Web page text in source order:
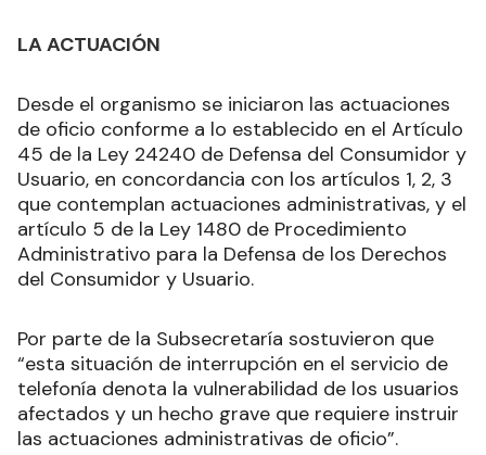
LA ACTUACIÓN
Desde el organismo se iniciaron las actuaciones
de oficio conforme a lo establecido en el Artículo
45 de la Ley 24240 de Defensa del Consumidor y
Usuario, en concordancia con los artículos 1, 2, 3
que contemplan actuaciones administrativas, y el
artículo 5 de la Ley 1480 de Procedimiento
Administrativo para la Defensa de los Derechos
del Consumidor y Usuario.
Por parte de la Subsecretaría sostuvieron que
“esta situación de interrupción en el servicio de
telefonía denota la vulnerabilidad de los usuarios
afectados y un hecho grave que requiere instruir
las actuaciones administrativas de oficio”.